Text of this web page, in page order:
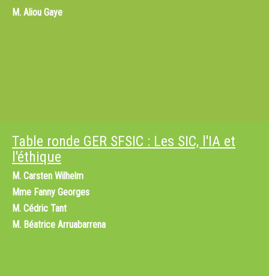
M. Aliou Gaye
Table ronde GER SFSIC : Les SIC, l'IA et
l'éthique
M. Carsten Wilhelm
Mme Fanny Georges
M. Cédric Tant
M. Béatrice Arruabarrena